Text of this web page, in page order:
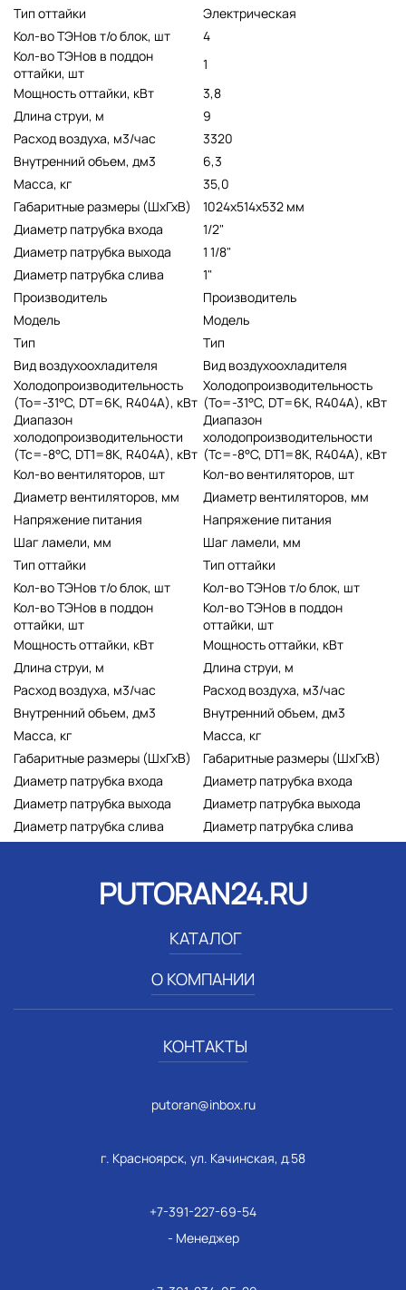
Тип оттайки
Электрическая
Кол-во ТЭНов т/о блок, шт
4
Кол-во ТЭНов в поддон
оттайки, шт
1
Мощность оттайки, кВт
3,8
Длина струи, м
9
Расход воздуха, м3/час
3320
Внутренний объем, дм3
6,3
Масса, кг
35,0
Габаритные размеры (ШхГхВ)
1024x514x532 мм
Диаметр патрубка входа
1/2"
Диаметр патрубка выхода
1 1/8"
Диаметр патрубка слива
1"
Производитель
Производитель
Модель
Модель
Тип
Тип
Вид воздухоохладителя
Вид воздухоохладителя
Холодопроизводительность
(To=-31°C, DT=6K, R404A), кВт
Холодопроизводительность
(To=-31°C, DT=6K, R404A), кВт
Диапазон
холодопроизводительности
(Tc=-8°C, DT1=8K, R404A), кВт
Диапазон
холодопроизводительности
(Tc=-8°C, DT1=8K, R404A), кВт
Кол-во вентиляторов, шт
Кол-во вентиляторов, шт
Диаметр вентиляторов, мм
Диаметр вентиляторов, мм
Напряжение питания
Напряжение питания
Шаг ламели, мм
Шаг ламели, мм
Тип оттайки
Тип оттайки
Кол-во ТЭНов т/о блок, шт
Кол-во ТЭНов т/о блок, шт
Кол-во ТЭНов в поддон
оттайки, шт
Кол-во ТЭНов в поддон
оттайки, шт
Мощность оттайки, кВт
Мощность оттайки, кВт
Длина струи, м
Длина струи, м
Расход воздуха, м3/час
Расход воздуха, м3/час
Внутренний объем, дм3
Внутренний объем, дм3
Масса, кг
Масса, кг
Габаритные размеры (ШхГхВ)
Габаритные размеры (ШхГхВ)
Диаметр патрубка входа
Диаметр патрубка входа
Диаметр патрубка выхода
Диаметр патрубка выхода
Диаметр патрубка слива
Диаметр патрубка слива
PUTORAN24.RU
КАТАЛОГ
О КОМПАНИИ
КОНТАКТЫ
putoran@inbox.ru
г. Красноярск, ул. Качинская, д.58
+7-391-227-69-54
- Менеджер